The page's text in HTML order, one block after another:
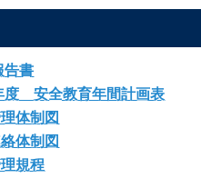
書
度 安全教育年間計画表
体制図
体制図
規程